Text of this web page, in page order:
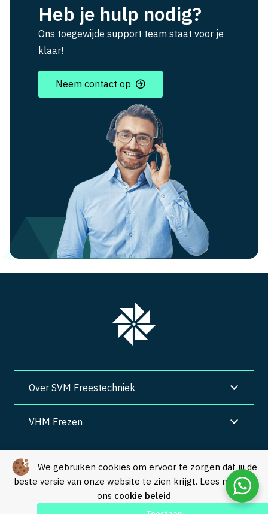
We gebruiken cookies om ervoor te zorgen dat jij de
beste versie van onze website te zien krijgt. Lees meer in
ons cookie beleid
Heb je hulp nodig?
Ons toegewijde support team staat voor je
klaar!
Neem contact op
Over SVM Freestechniek
VHM Frezen
Algemene voorwaarden | Privacy
© Copyright 2026 – SVM Freestechniek |
Webdesign by Yooker–